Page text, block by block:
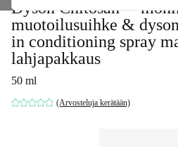
Dyson Chitosan™
muotoilusuihke &
in conditioning spray
lahjapakkaus
50 ml
(Arvosteluja kerätään)